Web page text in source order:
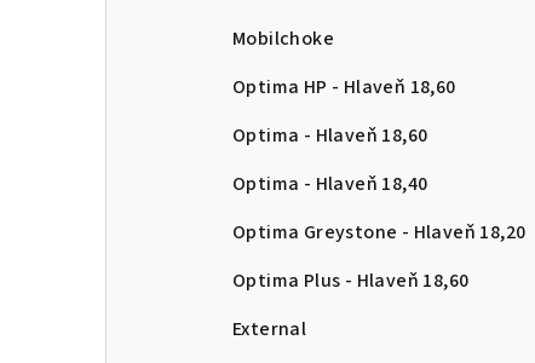
Mobilchoke
Optima HP - Hlaveň 18,60
Optima - Hlaveň 18,60
Optima - Hlaveň 18,40
Optima Greystone - Hlaveň 18,20
Optima Plus - Hlaveň 18,60
External